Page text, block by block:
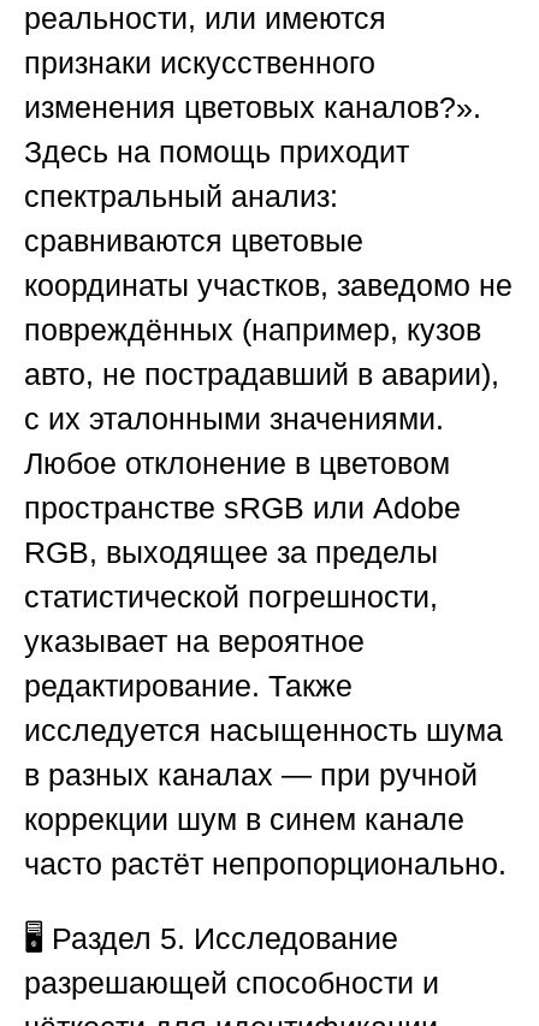
реальности, или имеются
признаки искусственного
изменения цветовых каналов?».
Здесь на помощь приходит
спектральный анализ:
сравниваются цветовые
координаты участков, заведомо не
повреждённых (например, кузов
авто, не пострадавший в аварии),
с их эталонными значениями.
Любое отклонение в цветовом
пространстве sRGB или Adobe
RGB, выходящее за пределы
статистической погрешности,
указывает на вероятное
редактирование. Также
исследуется насыщенность шума
в разных каналах — при ручной
коррекции шум в синем канале
часто растёт непропорционально.
🖥️ Раздел 5. Исследование
разрешающей способности и